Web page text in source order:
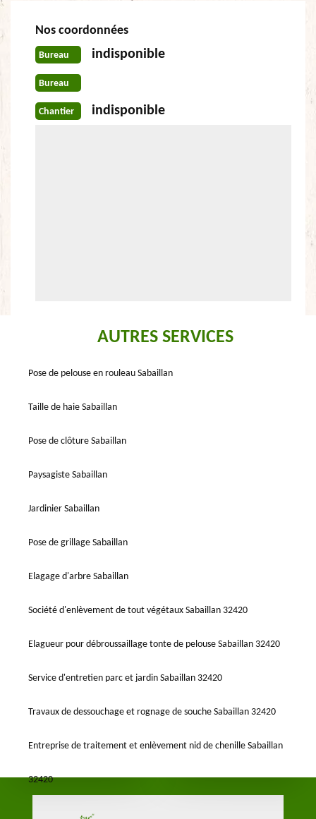
Nos coordonnées
Bureau indisponible
Bureau
Chantier indisponible
AUTRES SERVICES
Pose de pelouse en rouleau Sabaillan
Taille de haie Sabaillan
Pose de clôture Sabaillan
Paysagiste Sabaillan
Jardinier Sabaillan
Pose de grillage Sabaillan
Elagage d'arbre Sabaillan
Société d'enlèvement de tout végétaux Sabaillan 32420
Elagueur pour débroussaillage tonte de pelouse Sabaillan 32420
Service d'entretien parc et jardin Sabaillan 32420
Travaux de dessouchage et rognage de souche Sabaillan 32420
Entreprise de traitement et enlèvement nid de chenille Sabaillan
32420